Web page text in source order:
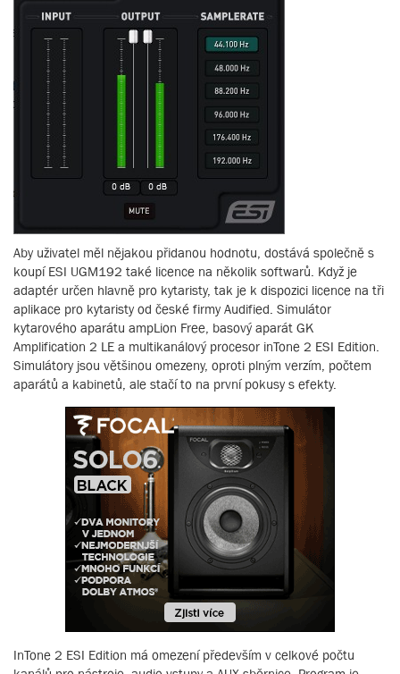
Aby uživatel měl nějakou přidanou hodnotu, dostává společně s
koupí ESI UGM192 také licence na několik softwarů. Když je
adaptér určen hlavně pro kytaristy, tak je k dispozici licence na tři
aplikace pro kytaristy od české firmy Audified. Simulátor
kytarového aparátu ampLion Free, basový aparát GK
Amplification 2 LE a multikanálový procesor inTone 2 ESI Edition.
Simulátory jsou většinou omezeny, oproti plným verzím, počtem
aparátů a kabinetů, ale stačí to na první pokusy s efekty.
InTone 2 ESI Edition má omezení především v celkové počtu